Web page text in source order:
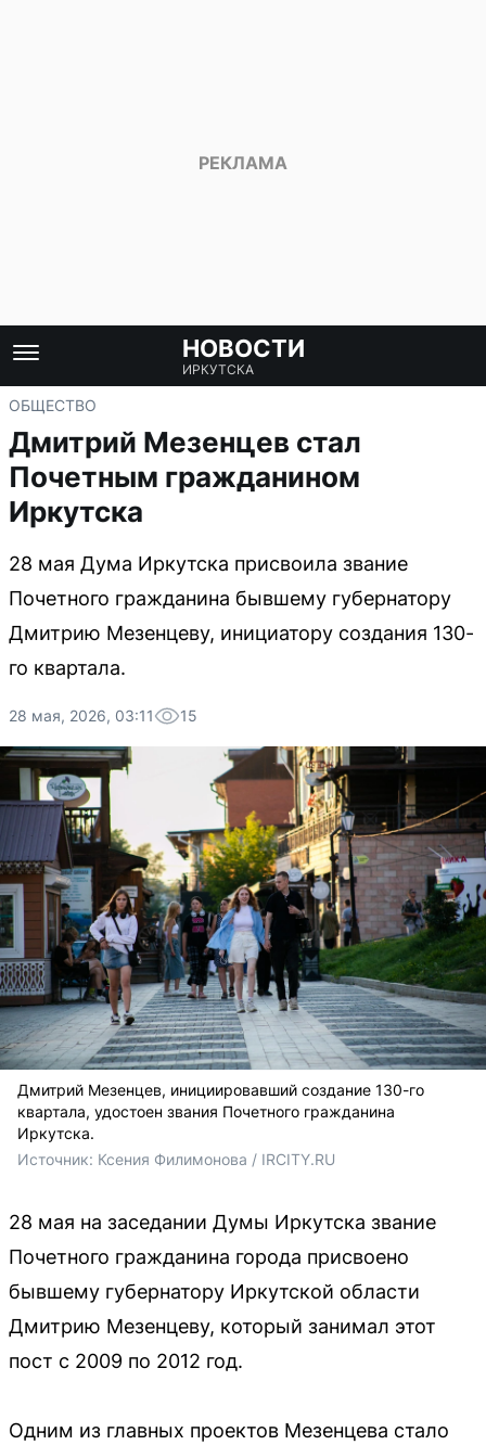
НОВОСТИ
ИРКУТСКА
ОБЩЕСТВО
Дмитрий Мезенцев стал
Почетным гражданином
Иркутска
28 мая Дума Иркутска присвоила звание
Почетного гражданина бывшему губернатору
Дмитрию Мезенцеву, инициатору создания 130-
го квартала.
28 мая, 2026, 03:11 15
Дмитрий Мезенцев, инициировавший создание 130-го
квартала, удостоен звания Почетного гражданина
Иркутска.
Источник: Ксения Филимонова / IRCITY.RU
28 мая на заседании Думы Иркутска звание
Почетного гражданина города присвоено
бывшему губернатору Иркутской области
Дмитрию Мезенцеву, который занимал этот
пост с 2009 по 2012 год.
Одним из главных проектов Мезенцева стало